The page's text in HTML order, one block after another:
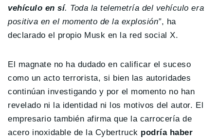
vehículo en sí. Toda la telemetría del vehículo era
positiva en el momento de la explosión”, ha
declarado el propio Musk en la red social X.
El magnate no ha dudado en calificar el suceso
como un acto terrorista, si bien las autoridades
continúan investigando y por el momento no han
revelado ni la identidad ni los motivos del autor. El
empresario también afirma que la carrocería de
acero inoxidable de la Cybertruck podría haber